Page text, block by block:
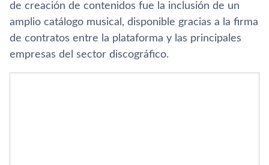
de creación de contenidos fue la inclusión de un
amplio catálogo musical, disponible gracias a la firma
de contratos entre la plataforma y las principales
empresas del sector discográfico.